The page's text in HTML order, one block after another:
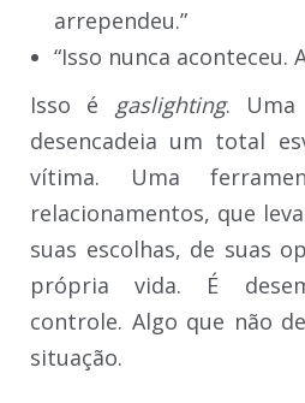
arrependeu.”
“Isso nunca aconteceu.
Isso é gaslighting. Uma
desencadeia um total
vítima. Uma
relacionamentos, que
suas escolhas, de suas
própria vida. É
controle. Algo que não
situação.